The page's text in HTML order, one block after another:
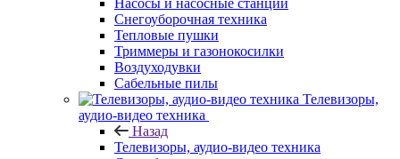
Насосы и насосные станции
Снегоуборочная техника
Тепловые пушки
Триммеры и газонокосилки
Воздуходувки
Сабельные пилы
Телевизоры,
аудио-видео техника
Назад
Телевизоры, аудио-видео техника